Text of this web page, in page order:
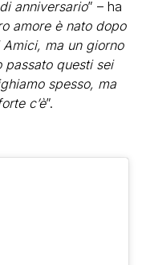
anniversario” – ha
amore è nato dopo
ma un giorno
questi sei
spesso, ma
c’è”.